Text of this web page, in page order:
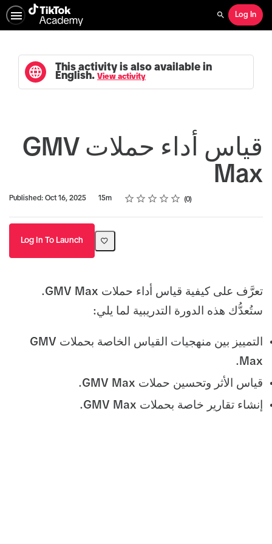
Search
Log In
This activity is also available in
English. View activity
قياس أداء حملات GMV
Max
Published: Oct 16, 2025
Duration 15m Rating
1 star
2 stars
3 stars
4 stars
5 stars
Average rating: 0 0
No reviews
Log In To Launch
تعرَّف على كيفية قياس أداء حملات GMV Max.
ستُعدُّك هذه الدورة التدريبية لما يلي:
التمييز بين منهجيات القياس الخاصة بحملات GMV
Max.
قياس الأثر وتحسين حملات GMV Max.
إنشاء تقارير خاصة بحملات GMV Max.